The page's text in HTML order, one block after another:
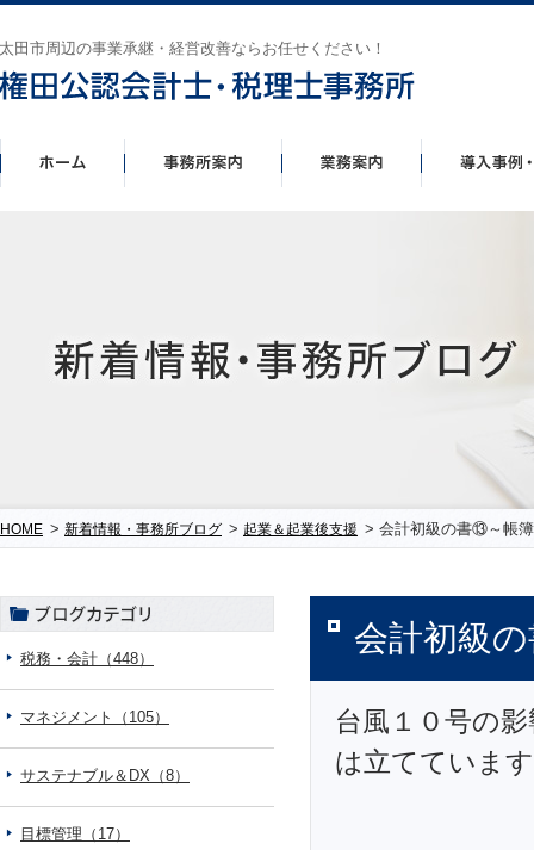
太田市周辺の事業承継・経営改善ならお任せください！
HOME > 新着情報・事務所ブログ > 起業＆起業後支援 > 会計初級の書⑬～帳
会計初級
台風１０号の
は立てていま
税務・会計（448）
マネジメント（105）
サステナブル＆DX（8）
目標管理（17）